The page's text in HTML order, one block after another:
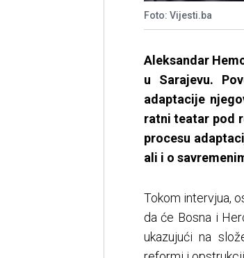
Foto: Vijesti.ba
Aleksandar
u Sarajevu.
adaptacije
ratni teatar pod
procesu
ali i o
Tokom intervjua,
da će Bosna i
ukazujući na